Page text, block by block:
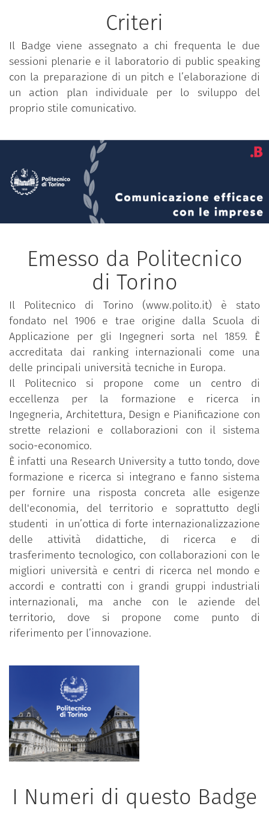
Criteri
Il Badge viene assegnato a chi frequenta le due
sessioni plenarie e il laboratorio di public speaking
con la preparazione di un pitch e l’elaborazione di
un action plan individuale per lo sviluppo del
proprio stile comunicativo.
Emesso da Politecnico
di Torino
Il Politecnico di Torino (www.polito.it) è stato
fondato nel 1906 e trae origine dalla Scuola di
Applicazione per gli Ingegneri sorta nel 1859. È
accreditata dai ranking internazionali come una
delle principali università tecniche in Europa.
Il Politecnico si propone come un centro di
eccellenza per la formazione e ricerca in
Ingegneria, Architettura, Design e Pianificazione con
strette relazioni e collaborazioni con il sistema
socio-economico.
È infatti una Research University a tutto tondo, dove
formazione e ricerca si integrano e fanno sistema
per fornire una risposta concreta alle esigenze
dell'economia, del territorio e soprattutto degli
studenti in un’ottica di forte internazionalizzazione
delle attività didattiche, di ricerca e di
trasferimento tecnologico, con collaborazioni con le
migliori università e centri di ricerca nel mondo e
accordi e contratti con i grandi gruppi industriali
internazionali, ma anche con le aziende del
territorio, dove si propone come punto di
riferimento per l’innovazione.
I Numeri di questo Badge